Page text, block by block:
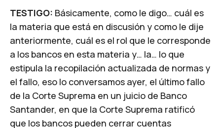
TESTIGO: Básicamente, como le digo… cuál es
la materia que está en discusión y como le dije
anteriormente, cuál es el rol que le corresponde
a los bancos en esta materia y… la… lo que
estipula la recopilación actualizada de normas y
el fallo, eso lo conversamos ayer, el último fallo
de la Corte Suprema en un juicio de Banco
Santander, en que la Corte Suprema ratificó
que los bancos pueden cerrar cuentas